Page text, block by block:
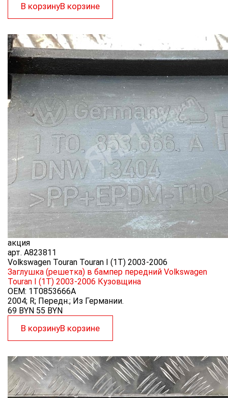
В корзинуВ корзине
акция
арт. A823811
Volkswagen Touran Touran I (1T) 2003-2006
Заглушка (решетка) в бампер передний Volkswagen
Touran I (1T) 2003-2006 Кузовщина
OEM: 1T0853666A
2004; R; Передн.; Из Германии.
69 BYN 55 BYN
В корзинуВ корзине